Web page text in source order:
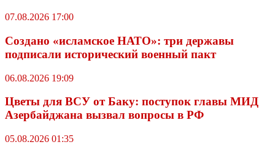
07.08.2026 17:00
Создано «исламское НАТО»: три державы
подписали исторический военный пакт
06.08.2026 19:09
Цветы для ВСУ от Баку: поступок главы МИД
Азербайджана вызвал вопросы в РФ
05.08.2026 01:35